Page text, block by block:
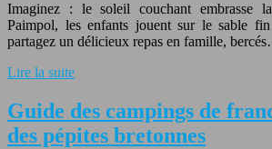
Imaginez : le soleil couchant embrasse
Paimpol, les enfants jouent sur le sable
partagez un délicieux repas en famille,
Lire la suite
Guide des campings de
des pépites bretonnes